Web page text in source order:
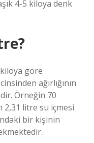
4-5 kiloya denk
göre
ağırlığının
Örneğin 70
2,31 litre su içmesi
bir kişinin